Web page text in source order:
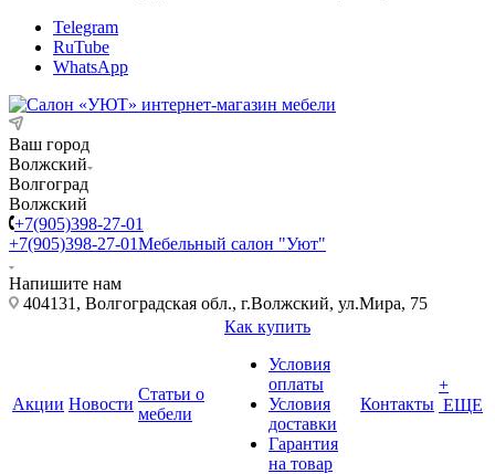
Telegram
RuTube
WhatsApp
Ваш город
Волжский
Волгоград
Волжский
+7(905)398-27-01
+7(905)398-27-01Мебельный салон "Уют"
Напишите нам
404131, Волгоградская обл., г.Волжский, ул.Мира, 75
Акции Новости
Статьи о
мебели
Как купить
Условия
оплаты
Условия
доставки
Гарантия
на товар
Контакты
+
ЕЩЕ